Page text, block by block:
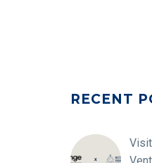
RECENT